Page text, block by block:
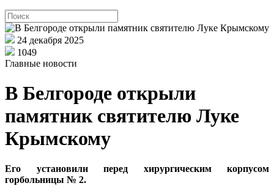
24 декабря 2025
1049
Главные новости
В Белгороде открыли
памятник святителю Луке
Крымскому
Его установили перед хирургическим корпусом
горбольницы № 2.